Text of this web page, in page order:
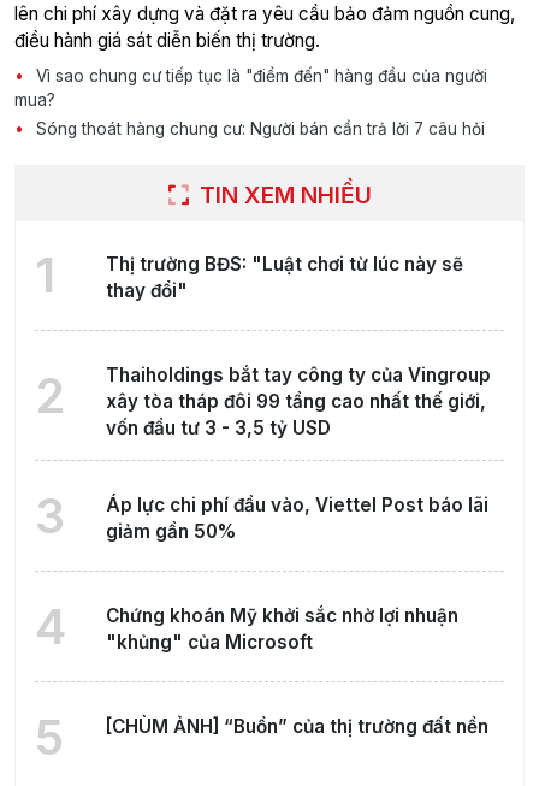
lên chi phí xây dựng và đặt ra yêu cầu bảo đảm nguồn cung,
điều hành giá sát diễn biến thị trường.
Vì sao chung cư tiếp tục là "điểm đến" hàng đầu của người
mua?
Sóng thoát hàng chung cư: Người bán cần trả lời 7 câu hỏi
TIN XEM NHIỀU
1
Thị trường BĐS: "Luật chơi từ lúc này sẽ
thay đổi"
2
Thaiholdings bắt tay công ty của Vingroup
xây tòa tháp đôi 99 tầng cao nhất thế giới,
vốn đầu tư 3 - 3,5 tỷ USD
3
Áp lực chi phí đầu vào, Viettel Post báo lãi
giảm gần 50%
4
Chứng khoán Mỹ khởi sắc nhờ lợi nhuận
"khủng" của Microsoft
5 [CHÙM ẢNH] “Buồn” của thị trường đất nền